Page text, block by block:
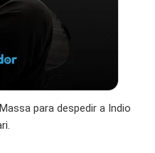
para despedir a Indio